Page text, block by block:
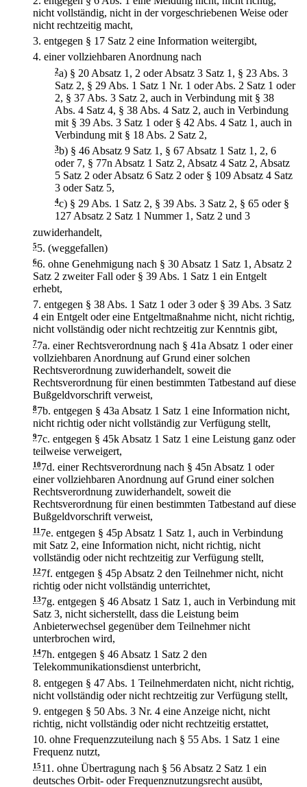
nicht vollständig, nicht in der vorgeschriebenen Weise oder
nicht rechtzeitig macht,
3. entgegen § 17 Satz 2 eine Information weitergibt,
4. einer vollziehbaren Anordnung nach
2a) § 20 Absatz 1, 2 oder Absatz 3 Satz 1, § 23 Abs. 3
Satz 2, § 29 Abs. 1 Satz 1 Nr. 1 oder Abs. 2 Satz 1 oder
2, § 37 Abs. 3 Satz 2, auch in Verbindung mit § 38
Abs. 4 Satz 4, § 38 Abs. 4 Satz 2, auch in Verbindung
mit § 39 Abs. 3 Satz 1 oder § 42 Abs. 4 Satz 1, auch in
Verbindung mit § 18 Abs. 2 Satz 2,
3b) § 46 Absatz 9 Satz 1, § 67 Absatz 1 Satz 1, 2, 6
oder 7, § 77n Absatz 1 Satz 2, Absatz 4 Satz 2, Absatz
5 Satz 2 oder Absatz 6 Satz 2 oder § 109 Absatz 4 Satz
3 oder Satz 5,
4c) § 29 Abs. 1 Satz 2, § 39 Abs. 3 Satz 2, § 65 oder §
127 Absatz 2 Satz 1 Nummer 1, Satz 2 und 3
zuwiderhandelt,
55. (weggefallen)
66. ohne Genehmigung nach § 30 Absatz 1 Satz 1, Absatz 2
Satz 2 zweiter Fall oder § 39 Abs. 1 Satz 1 ein Entgelt
erhebt,
7. entgegen § 38 Abs. 1 Satz 1 oder 3 oder § 39 Abs. 3 Satz
4 ein Entgelt oder eine Entgeltmaßnahme nicht, nicht richtig,
nicht vollständig oder nicht rechtzeitig zur Kenntnis gibt,
77a. einer Rechtsverordnung nach § 41a Absatz 1 oder einer
vollziehbaren Anordnung auf Grund einer solchen
Rechtsverordnung zuwiderhandelt, soweit die
Rechtsverordnung für einen bestimmten Tatbestand auf diese
Bußgeldvorschrift verweist,
87b. entgegen § 43a Absatz 1 Satz 1 eine Information nicht,
nicht richtig oder nicht vollständig zur Verfügung stellt,
97c. entgegen § 45k Absatz 1 Satz 1 eine Leistung ganz oder
teilweise verweigert,
107d. einer Rechtsverordnung nach § 45n Absatz 1 oder
einer vollziehbaren Anordnung auf Grund einer solchen
Rechtsverordnung zuwiderhandelt, soweit die
Rechtsverordnung für einen bestimmten Tatbestand auf diese
Bußgeldvorschrift verweist,
11 7e. entgegen § 45p Absatz 1 Satz 1, auch in Verbindung
mit Satz 2, eine Information nicht, nicht richtig, nicht
vollständig oder nicht rechtzeitig zur Verfügung stellt,
127f. entgegen § 45p Absatz 2 den Teilnehmer nicht, nicht
richtig oder nicht vollständig unterrichtet,
137g. entgegen § 46 Absatz 1 Satz 1, auch in Verbindung mit
Satz 3, nicht sicherstellt, dass die Leistung beim
Anbieterwechsel gegenüber dem Teilnehmer nicht
unterbrochen wird,
147h. entgegen § 46 Absatz 1 Satz 2 den
Telekommunikationsdienst unterbricht,
8. entgegen § 47 Abs. 1 Teilnehmerdaten nicht, nicht richtig,
nicht vollständig oder nicht rechtzeitig zur Verfügung stellt,
9. entgegen § 50 Abs. 3 Nr. 4 eine Anzeige nicht, nicht
richtig, nicht vollständig oder nicht rechtzeitig erstattet,
10. ohne Frequenzzuteilung nach § 55 Abs. 1 Satz 1 eine
Frequenz nutzt,
1511. ohne Übertragung nach § 56 Absatz 2 Satz 1 ein
deutsches Orbit- oder Frequenznutzungsrecht ausübt,